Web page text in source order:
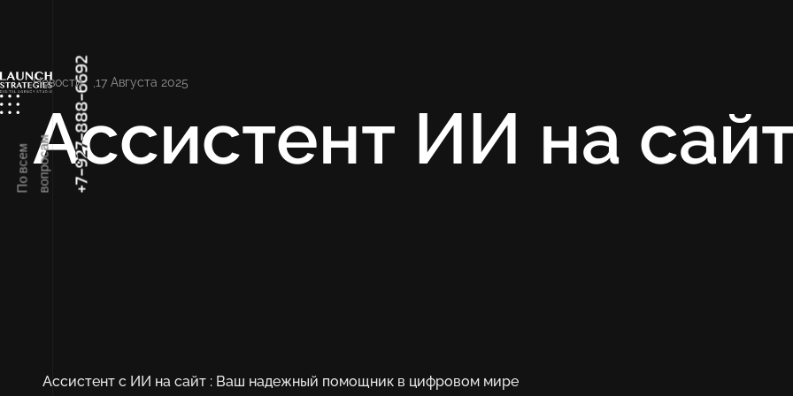
П
о
в
с
е
м
в
о
п
р
о
с
ам +7-927-888-6692
Новости 17 Августа 2025
Ассистент ИИ на
Ассистент с ИИ на сайт : Ваш надежный помощник в цифровом мире